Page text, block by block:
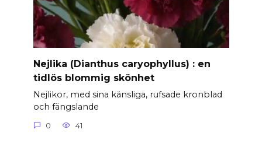
Nejlika (Dianthus caryophyllus) : en
tidlös blommig skönhet
Nejlikor, med sina känsliga, rufsade kronblad
och fängslande
0 41